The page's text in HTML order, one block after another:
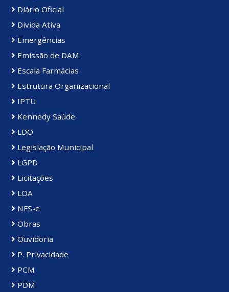
Diário Oficial
Divida Ativa
Emergências
Emissão de DAM
Escala Farmácias
Estrutura Organizacional
IPTU
Kennedy Saúde
LDO
Legislação Municipal
LGPD
Licitações
LOA
NFS-e
Obras
Ouvidoria
P. Privacidade
PCM
PDM